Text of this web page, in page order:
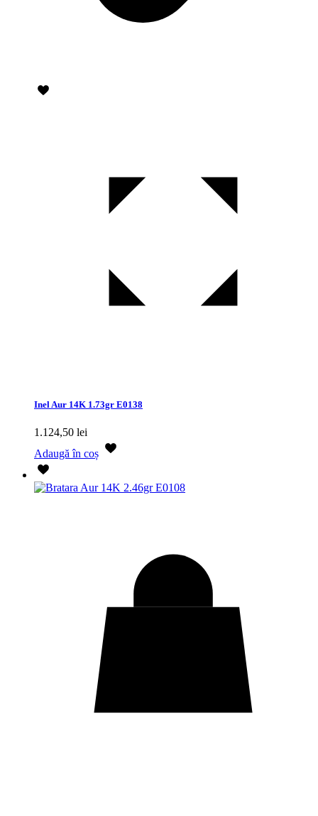
Inel Aur 14K 1.73gr E0138
1.124,50 lei
Adaugă în coș